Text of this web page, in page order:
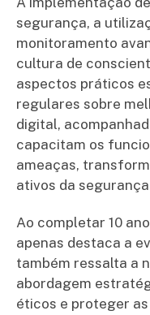
segurança, a
monitoramento
cultura de
aspectos práticos
regulares sobre
digital,
capacitam os
ameaças,
ativos da
Ao completar 10
apenas destaca a
também ressalta a
abordagem
éticos e proteger